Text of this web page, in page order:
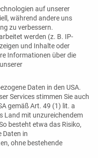
auf unserer
während andere uns
zu verbessern.
werden (z. B. IP-
und Inhalte oder
Informationen über die
Daten in den USA.
Services stimmen Sie auch
gemäß Art. 49 (1) lit. a
Land mit unzureichendem
besteht etwa das Risiko,
Daten in
ohne bestehende